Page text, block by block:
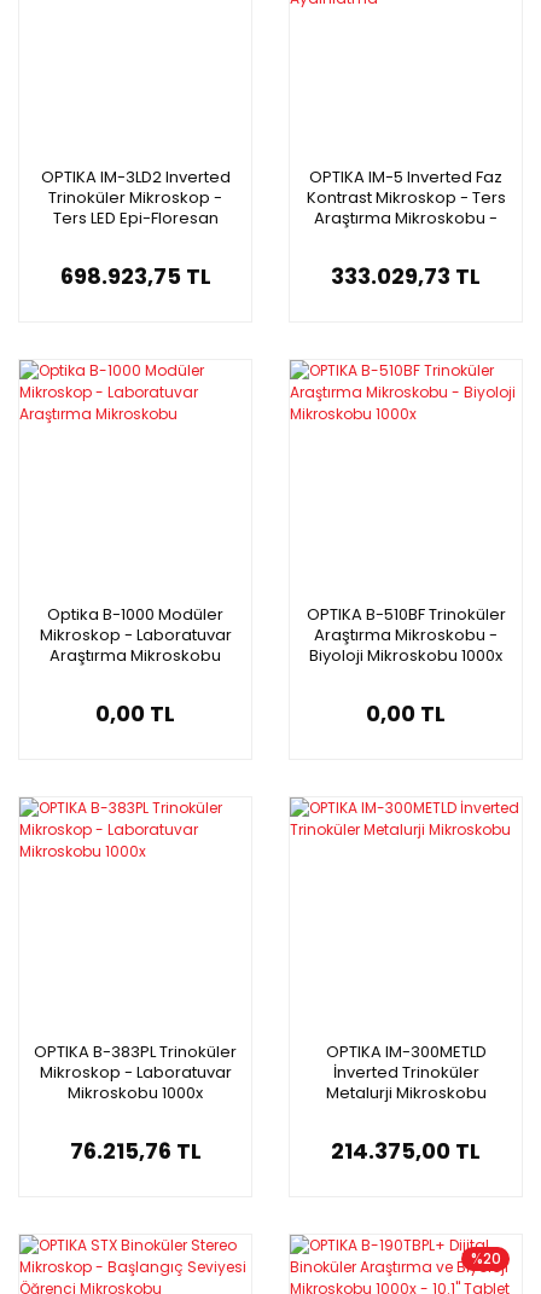
OPTIKA IM-3LD2 Inverted
Trinoküler Mikroskop -
Ters LED Epi-Floresan
698.923,75 TL
OPTIKA IM-5 Inverted Faz
Kontrast Mikroskop - Ters
Araştırma Mikroskobu -
333.029,73 TL
Optika B-1000 Modüler
Mikroskop - Laboratuvar
Araştırma Mikroskobu
0,00 TL
OPTIKA B-510BF Trinoküler
Araştırma Mikroskobu -
Biyoloji Mikroskobu 1000x
0,00 TL
OPTIKA B-383PL Trinoküler
Mikroskop - Laboratuvar
Mikroskobu 1000x
76.215,76 TL
OPTIKA IM-300METLD
İnverted Trinoküler
Metalurji Mikroskobu
214.375,00 TL
%20